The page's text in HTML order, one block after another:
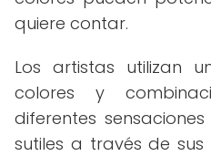
quiere contar.
Los artistas utilizan
colores y
diferentes
sutiles a través de sus